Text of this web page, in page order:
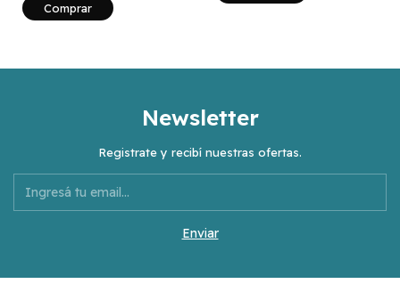
Comprar
Newsletter
Registrate y recibí nuestras ofertas.